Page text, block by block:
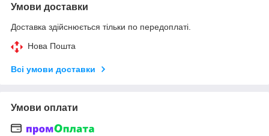
Умови доставки
Доставка здійснюється тільки по передоплаті.
Нова Пошта
Всі умови доставки
Умови оплати